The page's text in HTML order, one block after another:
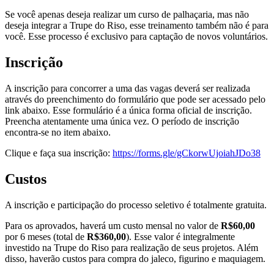
Se você apenas deseja realizar um curso de palhaçaria, mas não
deseja integrar a Trupe do Riso, esse treinamento também não é para
você. Esse processo é exclusivo para captação de novos voluntários.
Inscrição
A inscrição para concorrer a uma das vagas deverá ser realizada
através do preenchimento do formulário que pode ser acessado pelo
link abaixo. Esse formulário é a única forma oficial de inscrição.
Preencha atentamente uma única vez. O período de inscrição
encontra-se no item abaixo.
Clique e faça sua inscrição: https://forms.gle/gCkorwUjoiahJDo38
Custos
A inscrição e participação do processo seletivo é totalmente gratuita.
Para os aprovados, haverá um custo mensal no valor de R$60,00
por 6 meses (total de R$360,00). Esse valor é integralmente
investido na Trupe do Riso para realização de seus projetos. Além
disso, haverão custos para compra do jaleco, figurino e maquiagem.